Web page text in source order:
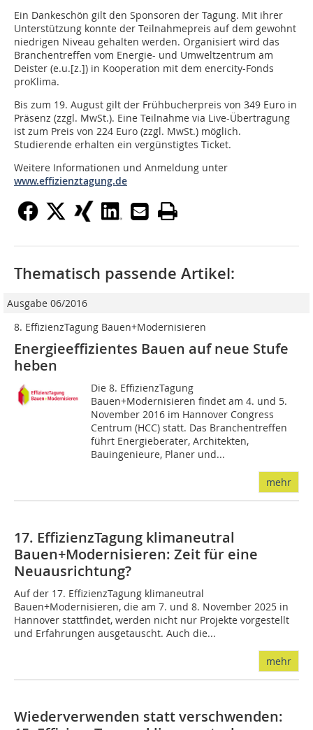
Ein Dankeschön gilt den Sponsoren der Tagung. Mit ihrer
Unterstützung konnte der Teilnahmepreis auf dem gewohnt
niedrigen Niveau gehalten werden. Organisiert wird das
Branchentreffen vom Energie- und Umweltzentrum am
Deister (e.u.[z.]) in Kooperation mit dem enercity-Fonds
proKlima.
Bis zum 19. August gilt der Frühbucherpreis von 349 Euro in
Präsenz (zzgl. MwSt.). Eine Teilnahme via Live-Übertragung
ist zum Preis von 224 Euro (zzgl. MwSt.) möglich.
Studierende erhalten ein vergünstigtes Ticket.
Weitere Informationen und Anmeldung unter
www.effizienztagung.de
Thematisch passende Artikel:
Ausgabe 06/2016
8. EffizienzTagung Bauen+Modernisieren
Energieeffizientes Bauen auf neue Stufe
heben
Die 8. EffizienzTagung
Bauen+Modernisieren findet am 4. und 5.
November 2016 im Hannover Congress
Centrum (HCC) statt. Das Branchentreffen
führt Energieberater, Architekten,
Bauingenieure, Planer und...
mehr
17. EffizienzTagung klimaneutral
Bauen+Modernisieren: Zeit für eine
Neuausrichtung?
Auf der 17. EffizienzTagung klimaneutral
Bauen+Modernisieren, die am 7. und 8. November 2025 in
Hannover stattfindet, werden nicht nur Projekte vorgestellt
und Erfahrungen ausgetauscht. Auch die...
mehr
Wiederverwenden statt verschwenden: